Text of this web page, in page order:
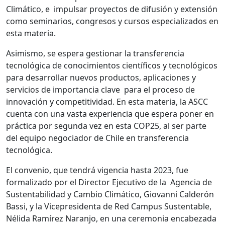
Climático, e impulsar proyectos de difusión y extensión
como seminarios, congresos y cursos especializados en
esta materia.
Asimismo, se espera gestionar la transferencia
tecnológica de conocimientos científicos y tecnológicos
para desarrollar nuevos productos, aplicaciones y
servicios de importancia clave para el proceso de
innovación y competitividad. En esta materia, la ASCC
cuenta con una vasta experiencia que espera poner en
práctica por segunda vez en esta COP25, al ser parte
del equipo negociador de Chile en transferencia
tecnológica.
El convenio, que tendrá vigencia hasta 2023, fue
formalizado por el Director Ejecutivo de la Agencia de
Sustentabilidad y Cambio Climático, Giovanni Calderón
Bassi, y la Vicepresidenta de Red Campus Sustentable,
Nélida Ramírez Naranjo, en una ceremonia encabezada